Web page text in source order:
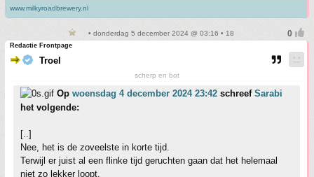
www.milkyroadbrewery.nl
• donderdag 5 december 2024 @ 03:16 • 18
Redactie Frontpage
Troel
scherp en bot
Op woensdag 4 december 2024 23:42 schreef Sarabi
het volgende:
[..]
Nee, het is de zoveelste in korte tijd.
Terwijl er juist al een flinke tijd geruchten gaan dat het helemaal
niet zo lekker loopt.